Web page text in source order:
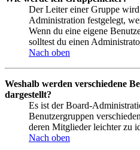
Der Leiter einer Gruppe
Administration festgelegt,
Wenn du eine eigene
solltest du einen
Nach oben
Weshalb werden verschiedene
dargestellt?
Es ist der Board-
Benutzergruppen
deren Mitglieder leichter zu
Nach oben